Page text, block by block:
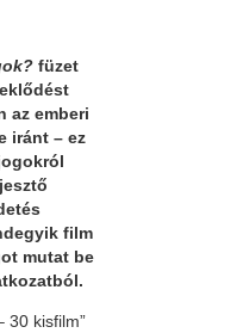
füzet
az emberi
iránt – ez
film
mutat be
30 kisfilm”